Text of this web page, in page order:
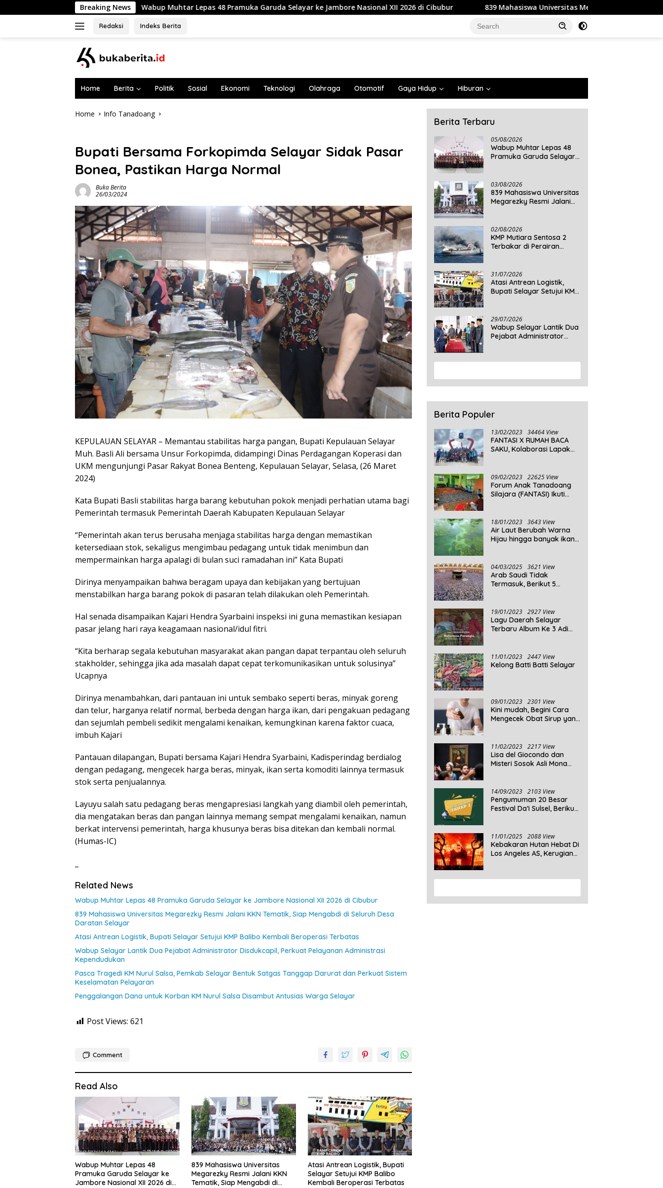
to
Breaking News
Wabup Muhtar Lepas 48 Pramuka Garuda Selayar ke Jambore Nasional XII 2026 di Cibubur 839 Mahasiswa Universitas Megarezky Resmi Jalani KKN Tematik, Siap
Redaksi Indeks Berita
Home Berita Politik Sosial Ekonomi Teknologi Olahraga Otomotif Gaya Hidup Hiburan
Home Info Tanadoang
Bupati Bersama Forkopimda Selayar Sidak Pasar
Bonea, Pastikan Harga Normal
Buka Berita
26/03/2024
KEPULAUAN SELAYAR – Memantau stabilitas harga pangan, Bupati Kepulauan Selayar
Muh. Basli Ali bersama Unsur Forkopimda, didampingi Dinas Perdagangan Koperasi dan
UKM mengunjungi Pasar Rakyat Bonea Benteng, Kepulauan Selayar, Selasa, (26 Maret
2024)
Kata Bupati Basli stabilitas harga barang kebutuhan pokok menjadi perhatian utama bagi
Pemerintah termasuk Pemerintah Daerah Kabupaten Kepulauan Selayar
“Pemerintah akan terus berusaha menjaga stabilitas harga dengan memastikan
ketersediaan stok, sekaligus mengimbau pedagang untuk tidak menimbun dan
mempermainkan harga apalagi di bulan suci ramadahan ini” Kata Bupati
Dirinya menyampaikan bahwa beragam upaya dan kebijakan yang bertujuan
menstabilkan harga barang pokok di pasaran telah dilakukan oleh Pemerintah.
Hal senada disampaikan Kajari Hendra Syarbaini inspeksi ini guna memastikan kesiapan
pasar jelang hari raya keagamaan nasional/idul fitri.
“Kita berharap segala kebutuhan masyarakat akan pangan dapat terpantau oleh seluruh
stakholder, sehingga jika ada masalah dapat cepat terkomunikasikan untuk solusinya”
Ucapnya
Dirinya menambahkan, dari pantauan ini untuk sembako seperti beras, minyak goreng
dan telur, harganya relatif normal, berbeda dengan harga ikan, dari pengakuan pedagang
dan sejumlah pembeli sedikit mengalami kenaikan, kemungkinan karena faktor cuaca,
imbuh Kajari
Pantauan dilapangan, Bupati bersama Kajari Hendra Syarbaini, Kadisperindag berdialog
dengan pedagang, mengecek harga beras, minyak, ikan serta komoditi lainnya termasuk
stok serta penjualannya.
Layuyu salah satu pedagang beras mengapresiasi langkah yang diambil oleh pemerintah,
dia mengatakan beras dan pangan lainnya memang sempat mengalami kenaikan, namun
berkat intervensi pemerintah, harga khusunya beras bisa ditekan dan kembali normal.
(Humas-IC)
Related News
Wabup Muhtar Lepas 48 Pramuka Garuda Selayar ke Jambore Nasional XII 2026 di Cibubur
839 Mahasiswa Universitas Megarezky Resmi Jalani KKN Tematik, Siap Mengabdi di Seluruh Desa
Daratan Selayar
Atasi Antrean Logistik, Bupati Selayar Setujui KMP Balibo Kembali Beroperasi Terbatas
Wabup Selayar Lantik Dua Pejabat Administrator Disdukcapil, Perkuat Pelayanan Administrasi
Kependudukan
Pasca Tragedi KM Nurul Salsa, Pemkab Selayar Bentuk Satgas Tanggap Darurat dan Perkuat Sistem
Keselamatan Pelayaran
Penggalangan Dana untuk Korban KM Nurul Salsa Disambut Antusias Warga Selayar
Post Views: 621
Comment
Read Also
Wabup Muhtar Lepas 48
Pramuka Garuda Selayar ke
Jambore Nasional XII 2026 di
839 Mahasiswa Universitas
Megarezky Resmi Jalani KKN
Tematik, Siap Mengabdi di
Atasi Antrean Logistik, Bupati
Selayar Setujui KMP Balibo
Kembali Beroperasi Terbatas
Berita Terbaru
05/08/2026
Wabup Muhtar Lepas 48
Pramuka Garuda Selayar
03/08/2026
839 Mahasiswa Universitas
Megarezky Resmi Jalani
Daratan Selayar
02/08/2026
KMP Mutiara Sentosa 2
Terbakar di Perairan
Pencarian
31/07/2026
Atasi Antrean Logistik,
Bupati Selayar Setujui KMP
29/07/2026
Wabup Selayar Lantik Dua
Pejabat Administrator
Kependudukan
Berita Populer
13/02/2023 34464 View
FANTASI X RUMAH BACA
SAKU, Kolaborasi Lapak
09/02/2023 22625 View
Forum Anak Tanadoang
Silajara (FANTASI) Ikuti
18/01/2023 3643 View
Air Laut Berubah Warna
Hijau hingga banyak ikan
04/03/2025 3621 View
Arab Saudi Tidak
Termasuk, Berikut 5
Dunia Tahun 2025
19/01/2023 2927 View
Lagu Daerah Selayar
Terbaru Album Ke 3 Adi
11/01/2023 2447 View
Kelong Batti Batti Selayar
09/01/2023 2301 View
Kini mudah, Begini Cara
Mengecek Obat Sirup yang
Aman Untuk Dikonsumsi
11/02/2023 2217 View
Lisa del Giocondo dan
Misteri Sosok Asli Mona
14/09/2023 2103 View
Pengumuman 20 Besar
Festival Da’i Sulsel, Berikut
11/01/2025 2088 View
Kebakaran Hutan Hebat Di
Los Angeles AS, Kerugian